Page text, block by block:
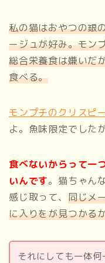
私の猫はおやつの銀
ージュが好み。モン
総合栄養食は嫌いだ
食べる。
モンプチのクリスピ
よ。魚味限定でした
食べないからって一
いんです。猫ちゃん
感じ取って、 同じメ
に入りをが見つかる
それにしても一体